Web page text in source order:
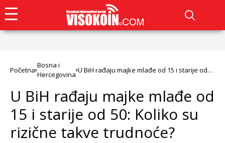
Početna
Bosna i
Hercegovina
U BiH rađaju majke mlađe od 15 i starije od
U BiH rađaju majke mlađe od
15 i starije od 50: Koliko su
rizične takve trudnoće?